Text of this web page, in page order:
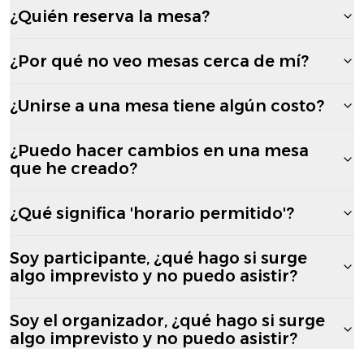
¿Quién reserva la mesa?
¿Por qué no veo mesas cerca de mí?
¿Unirse a una mesa tiene algún costo?
¿Puedo hacer cambios en una mesa
que he creado?
¿Qué significa 'horario permitido'?
Soy participante, ¿qué hago si surge
algo imprevisto y no puedo asistir?
Soy el organizador, ¿qué hago si surge
algo imprevisto y no puedo asistir?